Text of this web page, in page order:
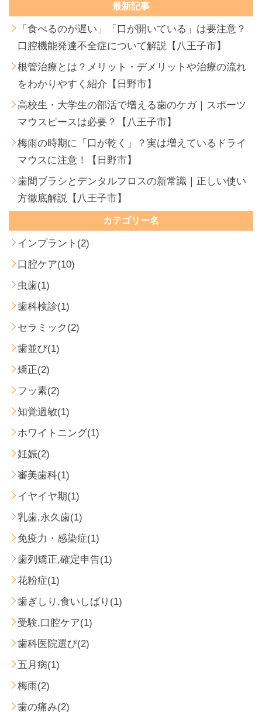
最新記事
「食べるのが遅い」「口が開いている」は要注意？
口腔機能発達不全症について解説【八王子市】
根管治療とは？メリット・デメリットや治療の流れ
をわかりやすく紹介【日野市】
高校生・大学生の部活で増える歯のケガ｜スポーツ
マウスピースは必要？【八王子市】
梅雨の時期に「口が乾く」？実は増えているドライ
マウスに注意！【日野市】
歯間ブラシとデンタルフロスの新常識｜正しい使い
方徹底解説【八王子市】
カテゴリー名
インプラント(2)
口腔ケア(10)
虫歯(1)
歯科検診(1)
セラミック(2)
歯並び(1)
矯正(2)
フッ素(2)
知覚過敏(1)
ホワイトニング(1)
妊娠(2)
審美歯科(1)
イヤイヤ期(1)
乳歯,永久歯(1)
免疫力・感染症(1)
歯列矯正,確定申告(1)
花粉症(1)
歯ぎしり,食いしばり(1)
受験,口腔ケア(1)
歯科医院選び(2)
五月病(1)
梅雨(2)
歯の痛み(2)